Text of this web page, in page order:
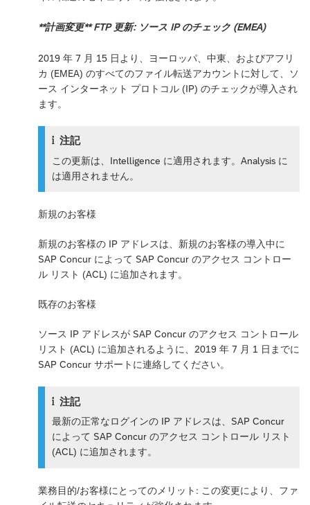
**計画変更** FTP 更新: ソース IP のチェック (EMEA)
2019 年 7 月 15 日より、ヨーロッパ、中東、およびアフリ
カ (EMEA) のすべてのファイル転送アカウントに対して、ソ
ース インターネット プロトコル (IP) のチェックが導入され
ます。
注記
この更新は、Intelligence に適用されます。Analysis に
は適用されません。
新規のお客様
新規のお客様の IP アドレスは、新規のお客様の導入中に
SAP Concur によって SAP Concur のアクセス コントロー
ル リスト (ACL) に追加されます。
既存のお客様
ソース IP アドレスが SAP Concur のアクセス コントロール
リスト (ACL) に追加されるように、2019 年 7 月 1 日までに
SAP Concur サポートに連絡してください。
注記
最新の正常なログインの IP アドレスは、SAP Concur
によって SAP Concur のアクセス コントロール リスト
(ACL) に追加されます。
業務目的/お客様にとってのメリット: この変更により、ファ